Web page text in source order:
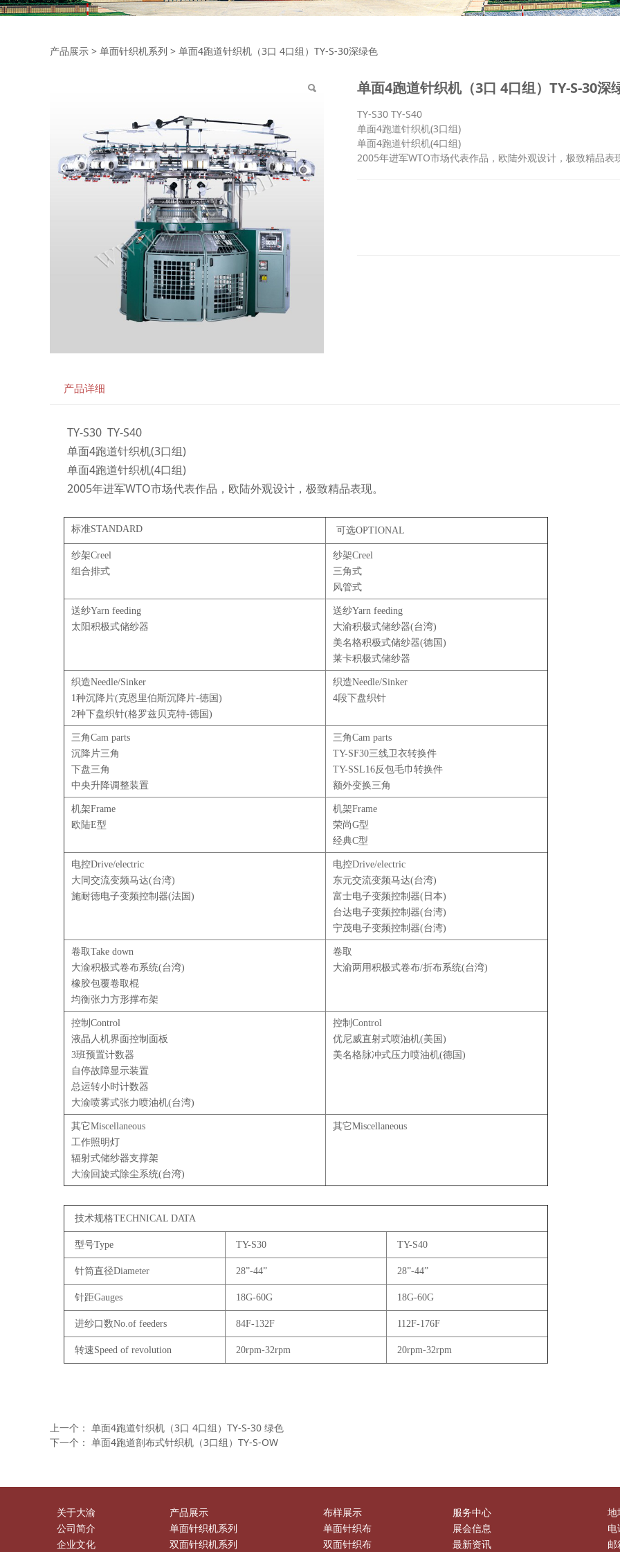
单面4跑道针织机（3口 4口组）TY-S-30深绿
产品展示 > 单面针织机系列 > 单面4跑道针织机（3口 4口组）TY-S-30深绿色
单面4跑道针织机（3口 4口组）TY-S-30深
TY-S30 TY-S40
单面4跑道针织机(3口组)
单面4跑道针织机(4口组)
2005年进军WTO市场代表作品，欧陆外观设计，极致精品表
产品详细
TY-S30 TY-S40
单面4跑道针织机(3口组)
单面4跑道针织机(4口组)
2005年进军WTO市场代表作品，欧陆外观设计，极致精品表现。
标准STANDARD 可选OPTIONAL
纱架Creel
组合排式
纱架Creel
三角式
风管式
送纱Yarn feeding
太阳积极式储纱器
送纱Yarn feeding
大渝积极式储纱器(台湾)
美名格积极式储纱器(德国)
莱卡积极式储纱器
织造Needle/Sinker
1种沉降片(克恩里伯斯沉降片-德国)
2种下盘织针(格罗兹贝克特-德国)
织造Needle/Sinker
4段下盘织针
三角Cam parts
沉降片三角
下盘三角
中央升降调整装置
三角Cam parts
TY-SF30三线卫衣转换件
TY-SSL16反包毛巾转换件
额外变换三角
机架Frame
欧陆E型
机架Frame
荣尚G型
经典C型
电控Drive/electric
大同交流变频马达(台湾)
施耐德电子变频控制器(法国)
电控Drive/electric
东元交流变频马达(台湾)
富士电子变频控制器(日本)
台达电子变频控制器(台湾)
宁茂电子变频控制器(台湾)
卷取Take down
大渝积极式卷布系统(台湾)
橡胶包覆卷取棍
均衡张力方形撑布架
卷取
大渝两用积极式卷布/折布系统(台湾)
控制Control
液晶人机界面控制面板
3班预置计数器
自停故障显示装置
总运转小时计数器
大渝喷雾式张力喷油机(台湾)
控制Control
优尼威直射式喷油机(美国)
美名格脉冲式压力喷油机(德国)
其它Miscellaneous
工作照明灯
辐射式储纱器支撑架
大渝回旋式除尘系统(台湾)
其它Miscellaneous
技术规格TECHNICAL DATA
型号Type TY-S30 TY-S40
针筒直径Diameter 28”-44” 28”-44”
针距Gauges 18G-60G 18G-60G
进纱口数No.of feeders 84F-132F 112F-176F
转速Speed of revolution 20rpm-32rpm 20rpm-32rpm
上一个： 单面4跑道针织机（3口 4口组）TY-S-30 绿色
下一个： 单面4跑道剖布式针织机（3口组）TY-S-OW
关于大渝
公司简介
企业文化
产品展示
单面针织机系列
双面针织机系列
布样展示
单面针织布
双面针织布
服务中心
展会信息
最新资讯
地
电